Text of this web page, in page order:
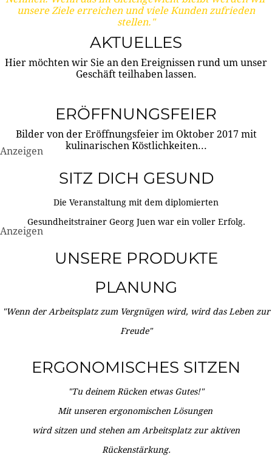
unsere Ziele erreichen und viele Kunden zufrieden
stellen."
AKTUELLES
Hier möchten wir Sie an den Ereignissen rund um unser
Geschäft teilhaben lassen.
ERÖFFNUNGSFEIER
Bilder von der Eröffnungsfeier im Oktober 2017 mit
kulinarischen Köstlichkeiten...
Anzeigen
SITZ DICH GESUND
Die Veranstaltung mit dem diplomierten
Gesundheitstrainer Georg Juen war ein voller Erfolg.
Anzeigen
UNSERE PRODUKTE
PLANUNG
"Wenn der Arbeitsplatz zum Vergnügen wird, wird das Leben zur
Freude"
ERGONOMISCHES SITZEN
"Tu deinem Rücken etwas Gutes!"
Mit unseren ergonomischen Lösungen
wird sitzen und stehen am Arbeitsplatz zur aktiven
Rückenstärkung.